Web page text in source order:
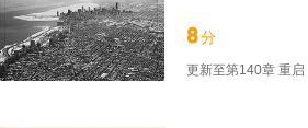
8分
更新至第140章 重启